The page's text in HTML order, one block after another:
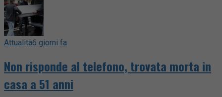
Attualità6 giorni fa
Non risponde al telefono, trovata morta in
casa a 51 anni